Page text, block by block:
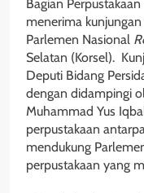
Bagian
menerima
Parlemen Nasional
Selatan (Korsel).
Deputi Bidang
dengan didampingi
Muhammad Yus
perpustakaan
mendukung
perpustakaan yang